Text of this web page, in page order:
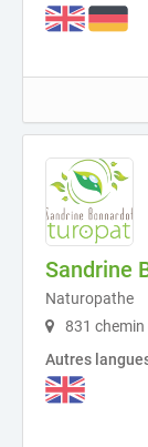
Sandrine
Naturopathe
831
Autres